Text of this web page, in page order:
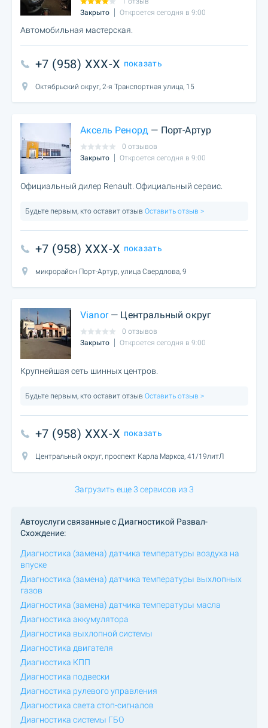
Закрыто
Откроется сегодня в 9:00
Автомобильная мастерская.
+7 (958) XXX-X показать
Октябрьский округ, 2-я Транспортная улица, 15
Аксель Ренорд — Порт-Артур
0 отзывов
Закрыто
Откроется сегодня в 9:00
Официальный дилер Renault. Официальный сервис.
Будьте первым, кто оставит отзыв Оставить отзыв >
+7 (958) XXX-X показать
микрорайон Порт-Артур, улица Свердлова, 9
Vianor— Центральный округ
0 отзывов
Закрыто
Откроется сегодня в 9:00
Крупнейшая сеть шинных центров.
Будьте первым, кто оставит отзыв Оставить отзыв >
+7 (958) XXX-X показать
Центральный округ, проспект Карла Маркса, 41/19литЛ
Загрузить еще 3 сервисов из 3
Автоуслуги связанные с Диагностикой Развал-
Схождение:
Диагностика (замена) датчика температуры воздуха на
впуске
Диагностика (замена) датчика температуры выхлопных
газов
Диагностика (замена) датчика температуры масла
Диагностика аккумулятора
Диагностика выхлопной системы
Диагностика двигателя
Диагностика КПП
Диагностика подвески
Диагностика рулевого управления
Диагностика света стоп-сигналов
Диагностика системы ГБО